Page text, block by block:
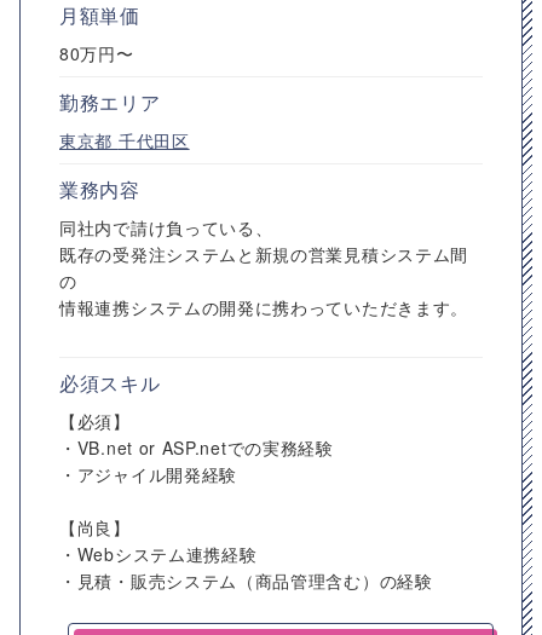
月額単価
80万円〜
勤務エリア
東京都 千代田区
業務内容
同社内で請け負っている、
既存の受発注システムと新規の営業見積システム間
の
情報連携システムの開発に携わっていただきます。
必須スキル
【必須】
・VB.net or ASP.netでの実務経験
・アジャイル開発経験
【尚良】
・Webシステム連携経験
・見積・販売システム（商品管理含む）の経験